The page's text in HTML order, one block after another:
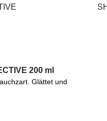
200 ml
Glättet und
den
200 ml
Glättet und